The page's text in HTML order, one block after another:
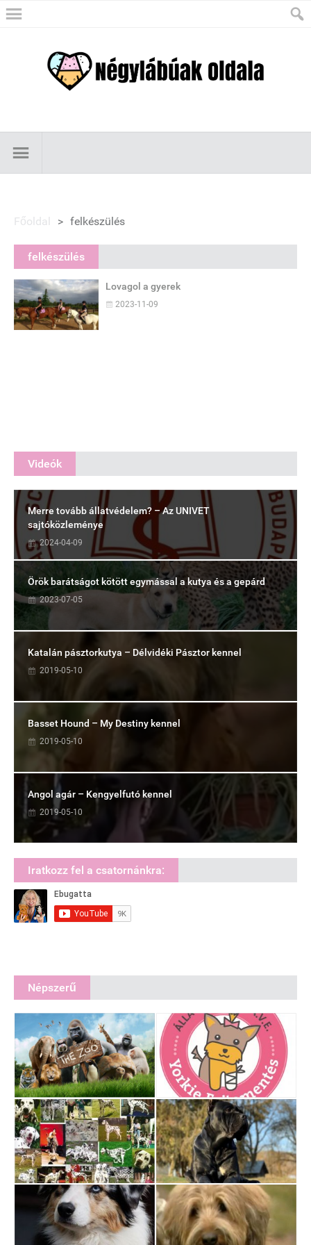
Főoldal > felkészülés
felkészülés
Lovagol a gyerek
2023-11-09
Videók
Merre tovább állatvédelem? – Az UNIVET
sajtóközleménye
2024-04-09
Örök barátságot kötött egymással a kutya és a gepárd
2023-07-05
Katalán pásztorkutya – Délvidéki Pásztor kennel
2019-05-10
Basset Hound – My Destiny kennel
2019-05-10
Angol agár – Kengyelfutó kennel
2019-05-10
Iratkozz fel a csatornánkra:
Népszerű